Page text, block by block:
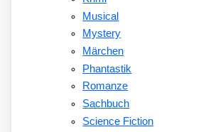
Musical
Mystery
Märchen
Phantastik
Romanze
Sachbuch
Science Fiction